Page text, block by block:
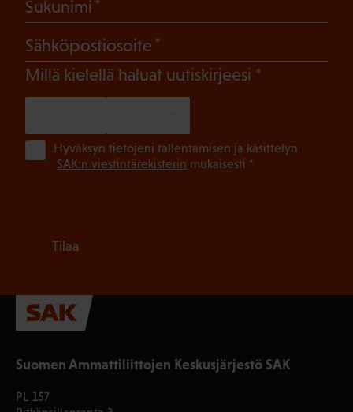
Suomen Ammattiliittojen Keskusjärjestö SAK
PL 157
Sukunimi
Sähköpostiosoite
Millä kielellä haluat uutiskirjeesi (Pakollinen)
Hyväksyn tietojeni tallentamisen ja käsittelyn
SAK:n viestintärekisterin mukaisesti *
Tilaa